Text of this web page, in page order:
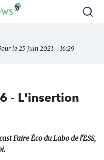
le 25 juin 2021 - 16:29
- L'insertion
Faire Éco du Labo de l'ESS,